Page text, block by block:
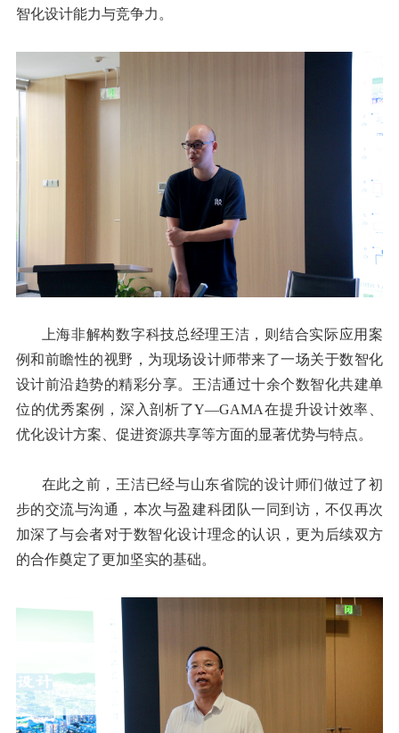
智化设计能力与竞争力。
上海非解构数字科技总经理王洁，则结合实际应用案
例和前瞻性的视野，为现场设计师带来了一场关于数智化
设计前沿趋势的精彩分享。王洁通过十余个数智化共建单
位的优秀案例，深入剖析了Y—GAMA在提升设计效率、
优化设计方案、促进资源共享等方面的显著优势与特点。
在此之前，王洁已经与山东省院的设计师们做过了初
步的交流与沟通，本次与盈建科团队一同到访，不仅再次
加深了与会者对于数智化设计理念的认识，更为后续双方
的合作奠定了更加坚实的基础。